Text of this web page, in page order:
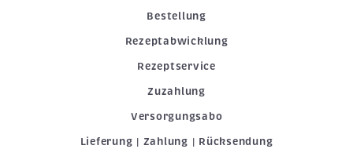
Bestellung
Rezeptabwicklung
Rezeptservice
Zuzahlung
Versorgungsabo
Lieferung | Zahlung | Rücksendung